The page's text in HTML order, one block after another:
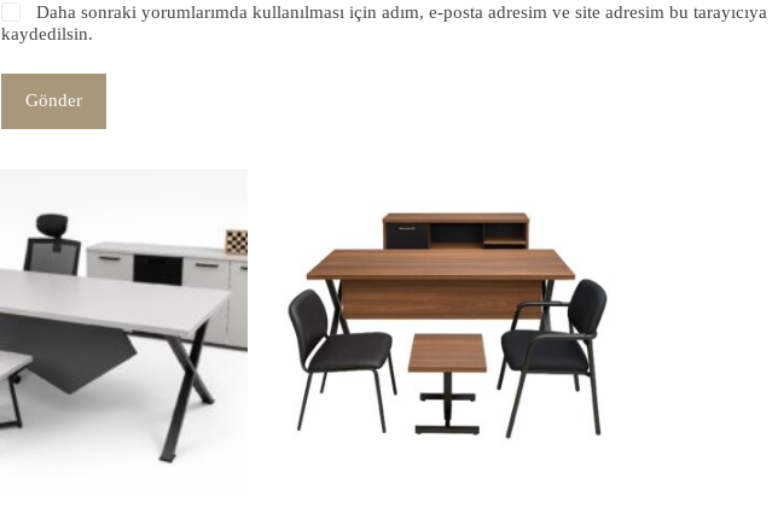
Daha sonraki yorumlarımda kullanılması için adım, e-posta adresim ve site adresim bu tarayıcıya
kaydedilsin.
Gönder